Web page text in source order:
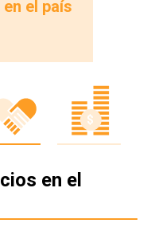
en el país
en el